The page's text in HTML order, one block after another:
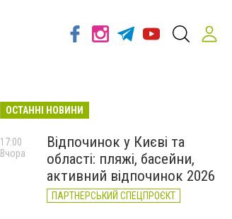
ОСТАННІ НОВИНИ
Відпочинок у Києві та
області: пляжі, басейни,
активний відпочинок 2026
ПАРТНЕРСЬКИЙ СПЕЦПРОЄКТ
17:00
Вчора